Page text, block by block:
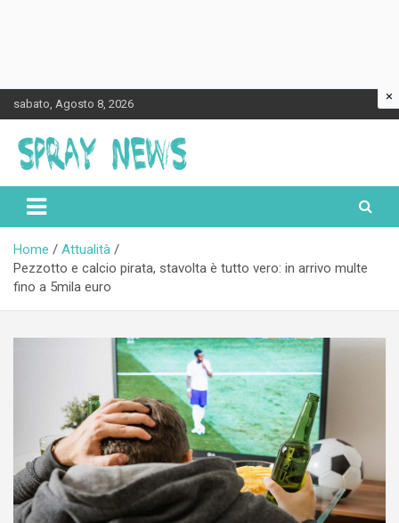
to
content
sabato, Agosto 8, 2026
Spraynews.it
Home
Attualità
Pezzotto e calcio pirata, stavolta è tutto vero: in arrivo multe
fino a 5mila euro
×